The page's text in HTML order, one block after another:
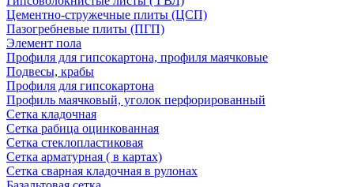
Цементно-стружечные плиты (ЦСП)
Пазогребневые плиты (ПГП)
Элемент пола
Профиля для гипсокартона, профиля маячковые
Подвесы, крабы
Профиля для гипсокартона
Профиль маячковый, уголок перфорированный
Сетка кладочная
Сетка рабица оцинкованная
Сетка стеклопластиковая
Сетка арматурная ( в картах)
Сетка сварная кладочная в рулонах